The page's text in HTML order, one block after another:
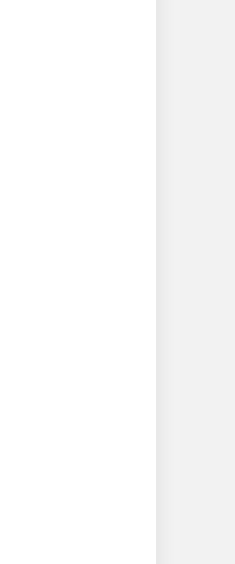
ক্লাবের সভাপতি
রিপন মারমা
প্রধানমন্ত্রীকে চিঠি
তারেক
সঙ্কট
ডলার বিনিয়োগ
ক্ষতিগ্রস্তদের
দিলেন সাচিং প্রু